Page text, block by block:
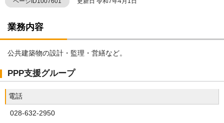
業務内容
公共建築物の設計・監理・営繕など。
PPP支援グループ
電話
028-632-2950